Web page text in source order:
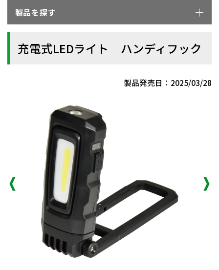
製品を探す
充電式LEDライト ハンディフック
製品発売日：2025/03/28